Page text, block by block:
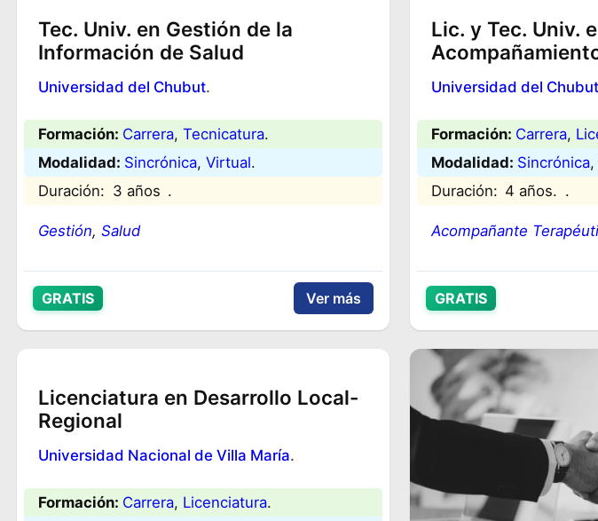
Tec. Univ. en Gestión de la
Información de Salud
Universidad del Chubut.
Formación: Carrera, Tecnicatura.
Modalidad: Sincrónica, Virtual.
Duración: 3 años .
Gestión, Salud
GRATIS Ver más
Lic. y Tec. Univ.
Universidad del Chubut
Formación: Carrera,
Modalidad: Sincrónica,
Duración: 4 años. .
Acompañante
GRATIS
Licenciatura en Desarrollo Local-
Regional
Universidad Nacional de Villa María.
Formación: Carrera, Licenciatura.